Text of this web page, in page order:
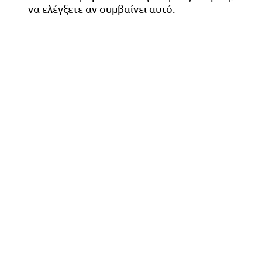
να ελέγξετε αν συμβαίνει αυτό.